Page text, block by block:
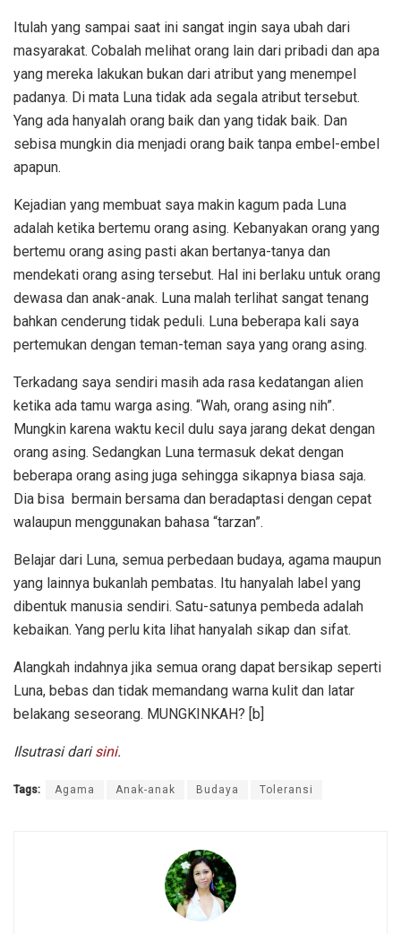
Itulah yang sampai saat ini sangat ingin saya ubah dari
masyarakat. Cobalah melihat orang lain dari pribadi dan apa
yang mereka lakukan bukan dari atribut yang menempel
padanya. Di mata Luna tidak ada segala atribut tersebut.
Yang ada hanyalah orang baik dan yang tidak baik. Dan
sebisa mungkin dia menjadi orang baik tanpa embel-embel
apapun.
Kejadian yang membuat saya makin kagum pada Luna
adalah ketika bertemu orang asing. Kebanyakan orang yang
bertemu orang asing pasti akan bertanya-tanya dan
mendekati orang asing tersebut. Hal ini berlaku untuk orang
dewasa dan anak-anak. Luna malah terlihat sangat tenang
bahkan cenderung tidak peduli. Luna beberapa kali saya
pertemukan dengan teman-teman saya yang orang asing.
Terkadang saya sendiri masih ada rasa kedatangan alien
ketika ada tamu warga asing. “Wah, orang asing nih”.
Mungkin karena waktu kecil dulu saya jarang dekat dengan
orang asing. Sedangkan Luna termasuk dekat dengan
beberapa orang asing juga sehingga sikapnya biasa saja.
Dia bisa bermain bersama dan beradaptasi dengan cepat
walaupun menggunakan bahasa “tarzan”.
Belajar dari Luna, semua perbedaan budaya, agama maupun
yang lainnya bukanlah pembatas. Itu hanyalah label yang
dibentuk manusia sendiri. Satu-satunya pembeda adalah
kebaikan. Yang perlu kita lihat hanyalah sikap dan sifat.
Alangkah indahnya jika semua orang dapat bersikap seperti
Luna, bebas dan tidak memandang warna kulit dan latar
belakang seseorang. MUNGKINKAH? [b]
Ilsutrasi darisini.
Tags: Agama Anak-anak Budaya Toleransi